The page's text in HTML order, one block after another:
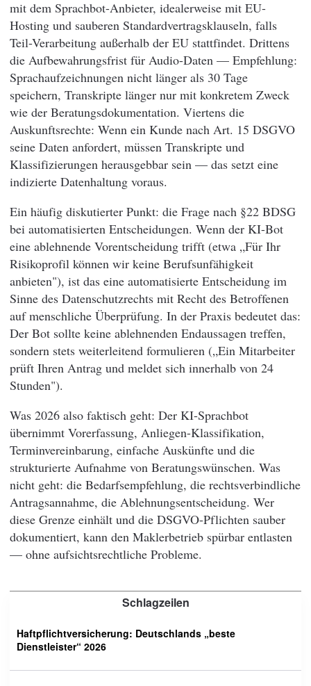
mit dem Sprachbot-Anbieter, idealerweise mit EU-
Hosting und sauberen Standardvertragsklauseln, falls
Teil-Verarbeitung außerhalb der EU stattfindet. Drittens
die Aufbewahrungsfrist für Audio-Daten — Empfehlung:
Sprachaufzeichnungen nicht länger als 30 Tage
speichern, Transkripte länger nur mit konkretem Zweck
wie der Beratungsdokumentation. Viertens die
Auskunftsrechte: Wenn ein Kunde nach Art. 15 DSGVO
seine Daten anfordert, müssen Transkripte und
Klassifizierungen herausgebbar sein — das setzt eine
indizierte Datenhaltung voraus.
Ein häufig diskutierter Punkt: die Frage nach §22 BDSG
bei automatisierten Entscheidungen. Wenn der KI-Bot
eine ablehnende Vorentscheidung trifft (etwa „Für Ihr
Risikoprofil können wir keine Berufsunfähigkeit
anbieten"), ist das eine automatisierte Entscheidung im
Sinne des Datenschutzrechts mit Recht des Betroffenen
auf menschliche Überprüfung. In der Praxis bedeutet das:
Der Bot sollte keine ablehnenden Endaussagen treffen,
sondern stets weiterleitend formulieren („Ein Mitarbeiter
prüft Ihren Antrag und meldet sich innerhalb von 24
Stunden").
Was 2026 also faktisch geht: Der KI-Sprachbot
übernimmt Vorerfassung, Anliegen-Klassifikation,
Terminvereinbarung, einfache Auskünfte und die
strukturierte Aufnahme von Beratungswünschen. Was
nicht geht: die Bedarfsempfehlung, die rechtsverbindliche
Antragsannahme, die Ablehnungsentscheidung. Wer
diese Grenze einhält und die DSGVO-Pflichten sauber
dokumentiert, kann den Maklerbetrieb spürbar entlasten
— ohne aufsichtsrechtliche Probleme.
Schlagzeilen
Haftpflichtversicherung: Deutschlands „beste
Dienstleister“ 2026